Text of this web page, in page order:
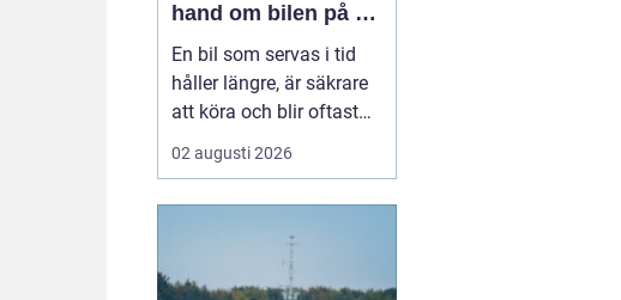
hand om bilen på ett
smart sätt
En bil som servas i tid
håller längre, är säkrare
att köra och blir oftast
billigare i längden. För
den som kör mycket i
Med r...
02 augusti 2026